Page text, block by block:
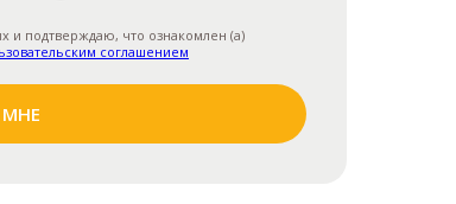
и подтверждаю, что ознакомлен (а)
соглашением
МНЕ